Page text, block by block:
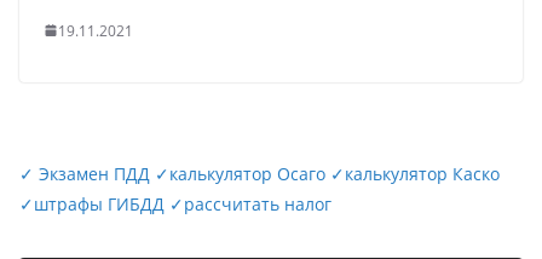
19.11.2021
✓ Экзамен ПДД ✓калькулятор Осаго ✓калькулятор Каско
✓штрафы ГИБДД ✓рассчитать налог